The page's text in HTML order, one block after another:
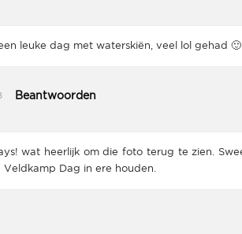
leuke dag met waterskiën, veel lol gehad 🙂
Beantwoorden
wat heerlijk om die foto terug te zien.
Dag in ere houden.